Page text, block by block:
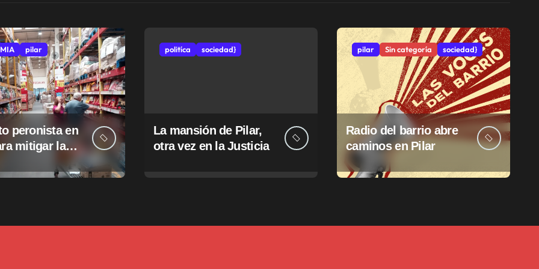
pilar
peronista en
mitigar la
politíca sociedad}
La mansión de Pilar,
otra vez en la Justicia
pilar Sin categoría sociedad}
Radio del barrio abre
caminos en Pilar